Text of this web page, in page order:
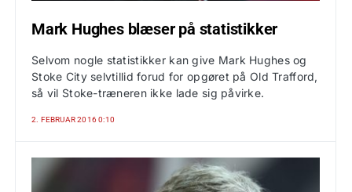
Mark Hughes blæser på statistikker
Selvom nogle statistikker kan give Mark Hughes og
Stoke City selvtillid forud for opgøret på Old Trafford,
så vil Stoke-træneren ikke lade sig påvirke.
2. FEBRUAR 2016 0:10